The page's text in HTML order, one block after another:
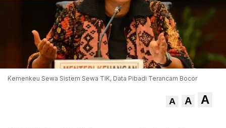
Kemenkeu Sewa Sistem Sewa TIK, Data Pibadi Terancam Bocor
A A A